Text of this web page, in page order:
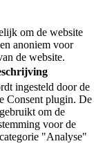
om de website
anoniem voor
de website.
ingesteld door de
Consent plugin. De
om de
voor de
"Analyse"